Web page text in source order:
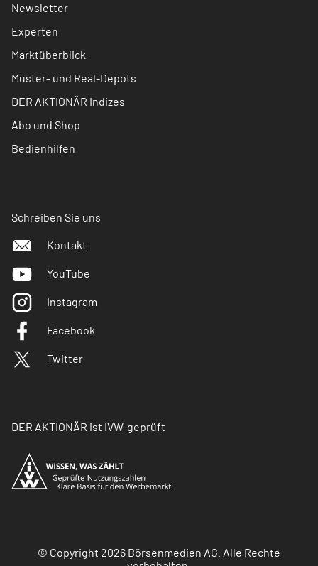
Newsletter
Experten
Marktüberblick
Muster- und Real-Depots
DER AKTIONÄR Indizes
Abo und Shop
Bedienhilfen
Schreiben Sie uns
Kontakt
YouTube
Instagram
Facebook
Twitter
DER AKTIONÄR ist IVW-geprüft
© Copyright 2026 Börsenmedien AG. Alle Rechte